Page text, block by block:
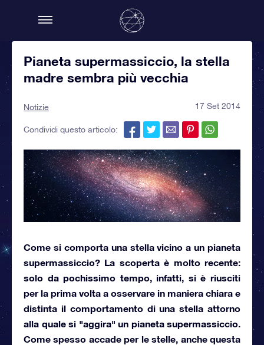
Pianeta supermassiccio, la stella
madre sembra più vecchia
Notizie 17 Set 2014
Condividi questo articolo:
Come si comporta una stella vicino a un pianeta
supermassiccio? La scoperta è molto recente:
solo da pochissimo tempo, infatti, si è riusciti
per la prima volta a osservare in maniera chiara e
distinta il comportamento di una stella attorno
alla quale si "aggira" un pianeta supermassiccio.
Come spesso accade per le stelle, anche questa